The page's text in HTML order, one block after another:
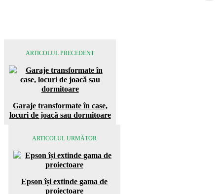
ARTICOLUL PRECEDENT
Garaje transformate în case,
locuri de joacă sau dormitoare
ARTICOLUL URMĂTOR
Epson își extinde gama de
proiectoare